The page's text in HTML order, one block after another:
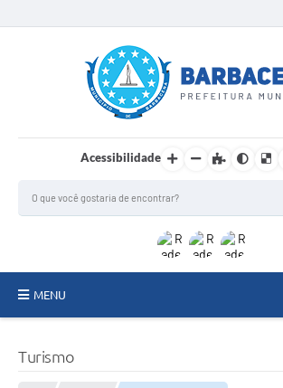
Acessibilidade
MENU
Turismo